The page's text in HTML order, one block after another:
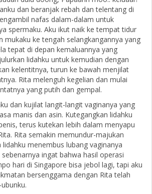
dan beranjak rebah dan telentang di
nafas dalam-dalam untuk
spermaku. Aku ikut naik ke tempat tidur
mukaku ke tengah selangkangannya yang
tepat di depan kemaluannya yang
lidahku untuk kemudian dengan
kelentitnya, turun ke bawah menjilat
Rita melenguh kegelian dan mulai
yang putih dan gempal.
dan kujilat langit-langit vaginanya yang
manis dan asin. Kutegangkan lidahku
terus kutekan lebih dalam menyapu
Rita semakin memundur-majukan
lidahku menembus lubang vaginanya
ingat bahwa hasil operasi
hari di Singapore bisa jebol lagi, tapi aku
bersenggama dengan Rita telah